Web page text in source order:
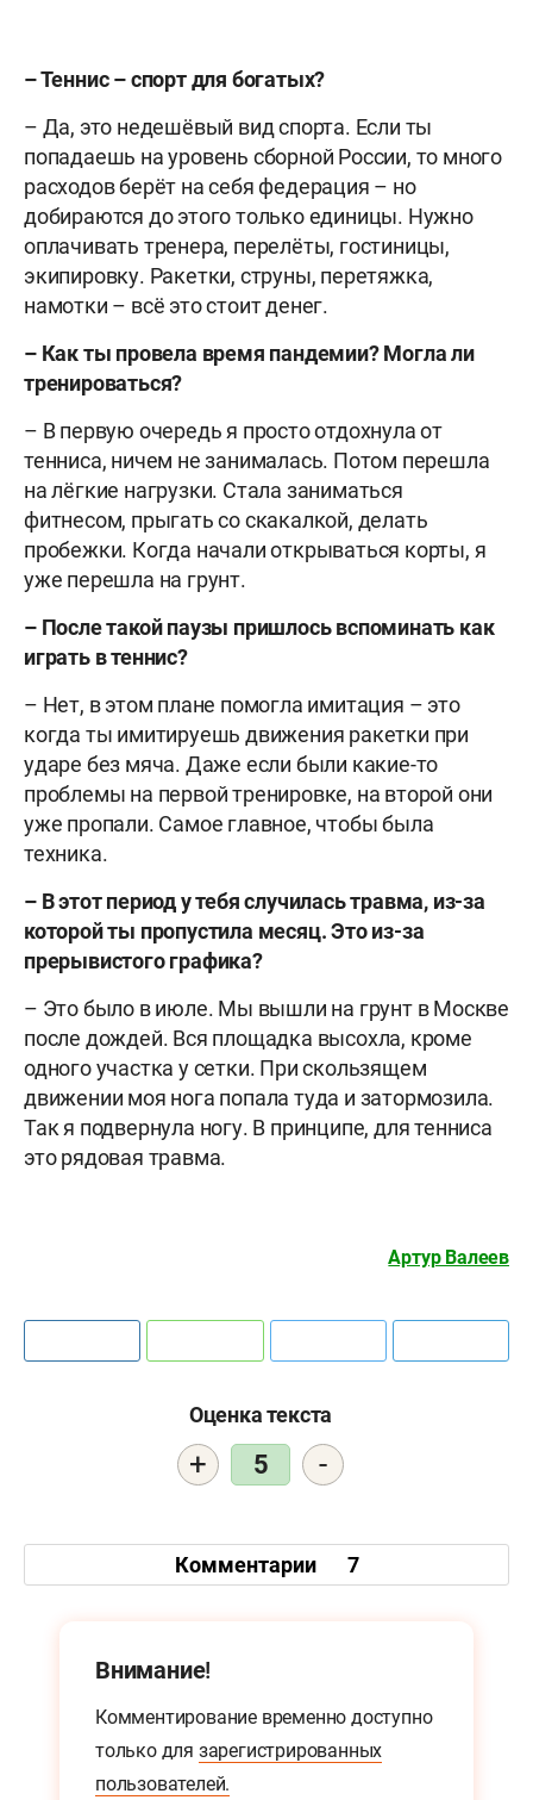
– Теннис – спорт для богатых?
– Да, это недешёвый вид спорта. Если ты
попадаешь на уровень сборной России, то много
расходов берёт на себя федерация – но
добираются до этого только единицы. Нужно
оплачивать тренера, перелёты, гостиницы,
экипировку. Ракетки, струны, перетяжка,
намотки – всё это стоит денег.
– Как ты провела время пандемии? Могла ли
тренироваться?
– В первую очередь я просто отдохнула от
тенниса, ничем не занималась. Потом перешла
на лёгкие нагрузки. Стала заниматься
фитнесом, прыгать со скакалкой, делать
пробежки. Когда начали открываться корты, я
уже перешла на грунт.
– После такой паузы пришлось вспоминать как
играть в теннис?
– Нет, в этом плане помогла имитация – это
когда ты имитируешь движения ракетки при
ударе без мяча. Даже если были какие-то
проблемы на первой тренировке, на второй они
уже пропали. Самое главное, чтобы была
техника.
– В этот период у тебя случилась травма, из-за
которой ты пропустила месяц. Это из-за
прерывистого графика?
– Это было в июле. Мы вышли на грунт в Москве
после дождей. Вся площадка высохла, кроме
одного участка у сетки. При скользящем
движении моя нога попала туда и затормозила.
Так я подвернула ногу. В принципе, для тенниса
это рядовая травма.
Артур Валеев
Оценка текста
+ 5 -
Комментарии 7
Внимание!
Комментирование временно доступно
только для зарегистрированных
пользователей.